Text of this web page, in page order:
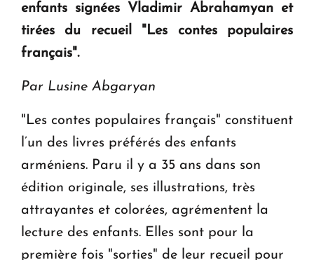
Le premier hôtel Hyatt Regency d'Arménie
ouvrira ses portes à Dilijan
enfants signées Vladimir Abrahamyan et
tirées du recueil "Les contes populaires
français".
Par Lusine Abgaryan
"Les contes populaires français" constituent
l’un des livres préférés des enfants
arméniens. Paru il y a 35 ans dans son
édition originale, ses illustrations, très
attrayantes et colorées, agrémentent la
lecture des enfants. Elles sont pour la
première fois "sorties" de leur recueil pour